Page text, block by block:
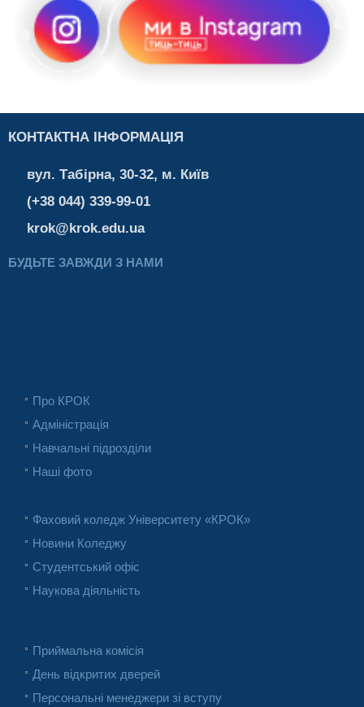
КОНТАКТНА ІНФОРМАЦІЯ
вул. Табірна, 30-32, м. Київ
(+38 044) 339-99-01
krok@krok.edu.ua
БУДЬТЕ ЗАВЖДИ З НАМИ
Про КРОК
Адміністрація
Навчальні підрозділи
Наші фото
Фаховий коледж Університету «КРОК»
Новини Коледжу
Студентський офіс
Наукова діяльність
Приймальна комісія
День відкритих дверей
Персональні менеджери зі вступу